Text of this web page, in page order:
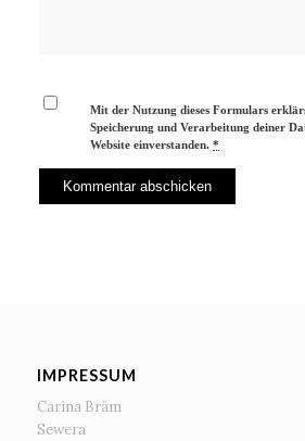
Mit der Nutzung dieses Formulars
Speicherung und Verarbeitung deiner
Website einverstanden.*
IMPRESSUM
Carina Bräm
Sewera